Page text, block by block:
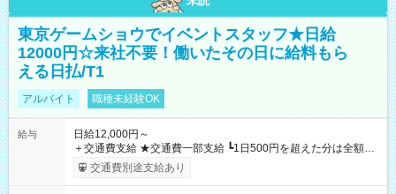
東京ゲームショウでイベントスタッフ★日給
12000円☆来社不要！働いたその日に給料もら
える日払/T1
アルバイト 職種未経験OK
給与
日給12,000円～
＋交通費支給 ★交通費一部支給 ┗1日500円を超えた分は全額支
給！ ※往復500円以内の方は自己負担となります ★日払いOK！
（規定あり） ┗働いたその日に現金GET♪ お仕事後はコンビニ
交通費別途支給あり